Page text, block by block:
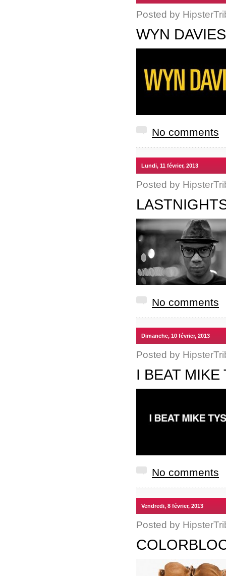
Posted by
WYN
No comments
Lundi, 11 février, 2013
Posted by
No comments
Dimanche, 10 février, 2013
Posted by
I BEAT
No comments
Vendredi, 8 février, 2013
Posted by